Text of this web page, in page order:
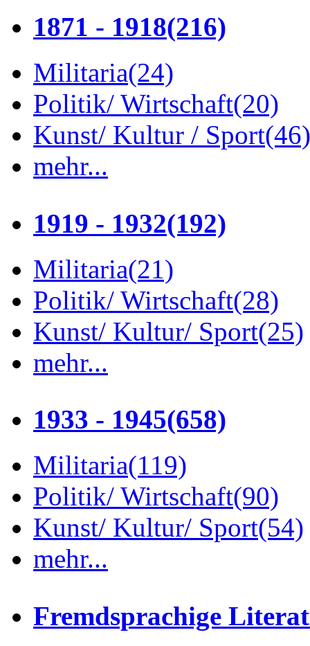
1871 - 1918(216)
Militaria(24)
Politik/ Wirtschaft(20)
Kunst/ Kultur / Sport(46)
mehr...
1919 - 1932(192)
Militaria(21)
Politik/ Wirtschaft(28)
Kunst/ Kultur/ Sport(25)
mehr...
1933 - 1945(658)
Militaria(119)
Politik/ Wirtschaft(90)
Kunst/ Kultur/ Sport(54)
mehr...
Fremdsprachige